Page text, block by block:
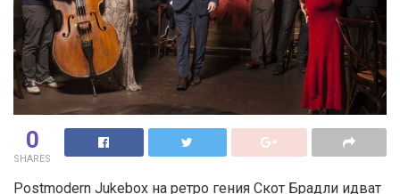
0
SHARES
Postmodern Jukebox на ретро гения Скот Брадли идват